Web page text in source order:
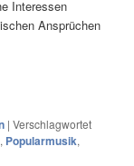
Interessen
Ansprüchen
|Verschlagwortet
, Popularmusik,